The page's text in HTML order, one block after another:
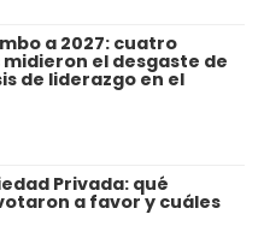
a 2027: cuatro
el desgaste de
de liderazgo en el
Privada: qué
a favor y cuáles